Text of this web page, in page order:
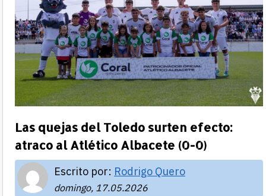
Las quejas del Toledo surten efecto:
atraco al Atlético Albacete (0-0)
Escrito por: Rodrigo Quero
domingo, 17.05.2026